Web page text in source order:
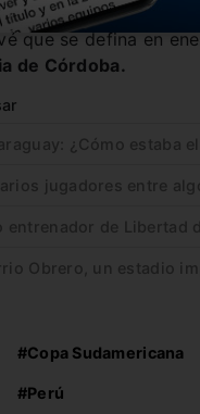
La gran final
que se defina en
de Córdoba.
¿Cómo estaba
jugadores entre
entrenador de Libertad
Obrero, un estadio
#Copa Sudamericana
#Perú